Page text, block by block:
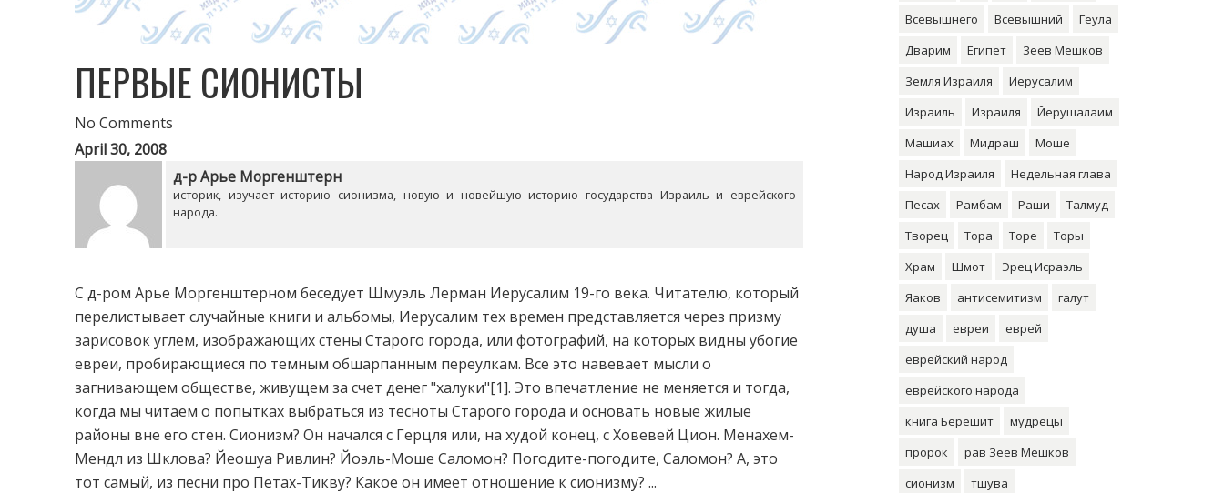
ПЕРВЫЕ СИОНИСТЫ
No Comments
April 30, 2008
д-р Арье Моргенштерн
историк, изучает историю сионизма, новую и новейшую историю государства Израиль и еврейского
народа.
С д-ром Арье Моргенштерном беседует Шмуэль Лерман Иерусалим 19-го века. Читателю, который
перелистывает случайные книги и альбомы, Иерусалим тех времен представляется через призму
зарисовок углем, изображающих стены Старого города, или фотографий, на которых видны убогие
евреи, пробирающиеся по темным обшарпанным переулкам. Все это навевает мысли о
загнивающем обществе, живущем за счет денег "халуки"[1]. Это впечатление не меняется и тогда,
когда мы читаем о попытках выбраться из тесноты Старого города и основать новые жилые
районы вне его стен. Сионизм? Он начался с Герцля или, на худой конец, с Ховевей Цион. Менахем-
Мендл из Шклова? Йеошуа Ривлин? Йоэль-Моше Саломон? Погодите-погодите, Саломон? А, это
тот самый, из песни про Петах-Тикву? Какое он имеет отношение к сионизму? ...
Всевышнего
Всевышний
Геула
Дварим
Египет
Зеев Мешков
Земля Израиля
Иерусалим
Израиль
Израиля
Йерушалаим
Машиах
Мидраш
Моше
Народ Израиля
Недельная глава
Песах
Рамбам Раши
Талмуд
Творец
Тора Торе
Торы
Храм
Шмот
Эрец Исраэль
Яаков
антисемитизм
галут
душа
евреи
еврей
еврейский народ
еврейского народа
книга Берешит
мудрецы
пророк
рав Зеев Мешков
сионизм
тшува